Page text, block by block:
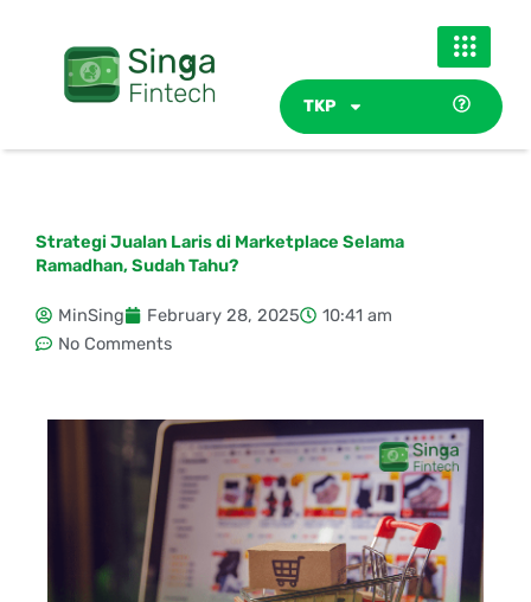
TKP
Strategi Jualan Laris di Marketplace Selama
Ramadhan, Sudah Tahu?
MinSing February 28, 2025
10:41 am
No Comments